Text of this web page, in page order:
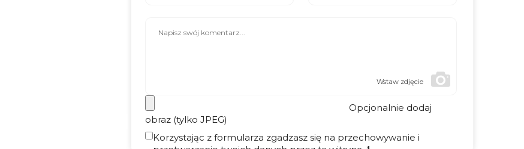
Wstaw zdjęcie
Opcjonalnie dodaj
obraz (tylko JPEG)
Korzystając z formularza zgadzasz się na przechowywanie i